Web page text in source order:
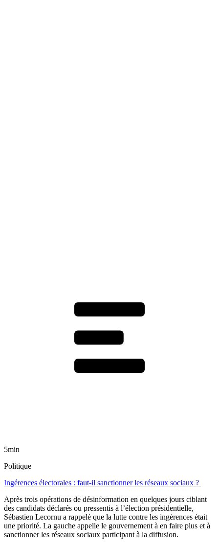
5min
Politique
Ingérences électorales : faut-il sanctionner les réseaux sociaux ?
Après trois opérations de désinformation en quelques jours ciblant
des candidats déclarés ou pressentis à l’élection présidentielle,
Sébastien Lecornu a rappelé que la lutte contre les ingérences était
une priorité. La gauche appelle le gouvernement à en faire plus et à
sanctionner les réseaux sociaux participant à la diffusion.